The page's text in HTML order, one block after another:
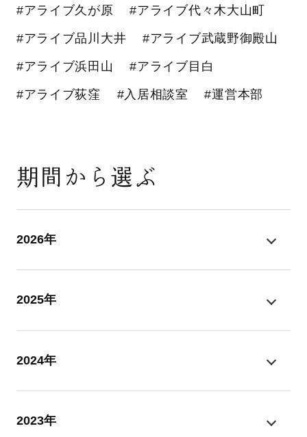
#アライブ久が原 #アライブ代々木大山町
#アライブ品川大井 #アライブ武蔵野御殿山
#アライブ浜田山 #アライブ目白
#アライブ荻窪 #入居相談室 #運営本部
期間から選ぶ
2026年
2025年
2024年
2023年